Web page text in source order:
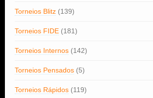
Torneios Blitz (139)
Torneios FIDE (181)
Torneios Internos (142)
Torneios Pensados (5)
Torneios Rápidos (119)